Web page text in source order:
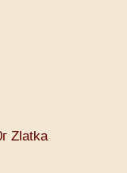
Zlatka